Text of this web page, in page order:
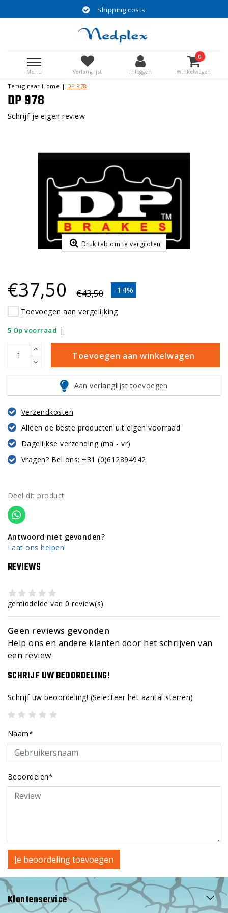
Shipping costs
Menu Verlanglijst Inloggen
0
Winkelwagen
Terug naar Home | DP 978
DP 978
Schrijf je eigen review
Druk tab om te vergroten
-14%
€37,50 €43,50
Toevoegen aan vergelijking
5 Op voorraad |
Toevoegen aan winkelwagen
Aan verlanglijst toevoegen
Verzendkosten
Alleen de beste producten uit eigen voorraad
Dagelijkse verzending (ma - vr)
Vragen? Bel ons: +31 (0)612894942
Deel dit product
Antwoord niet gevonden?
Laat ons helpen!
REVIEWS
gemiddelde van 0 review(s)
Geen reviews gevonden
Help ons en andere klanten door het schrijven van
een review
SCHRIJF UW BEOORDELING!
Schrijf uw beoordeling! (Selecteer het aantal sterren)
Naam*
Beoordelen*
Je beoordeling toevoegen
Klantenservice